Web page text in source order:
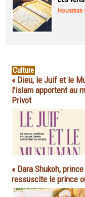
Housman
Culture
« Dieu, le Juif et le
l'islam apportent au
Privot
« Dara Shukoh,
ressuscite le prince